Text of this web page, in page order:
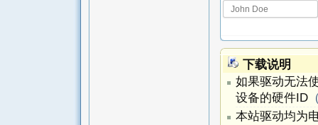
下载说明
如果驱动无法
设备的硬件ID
本站驱动均为